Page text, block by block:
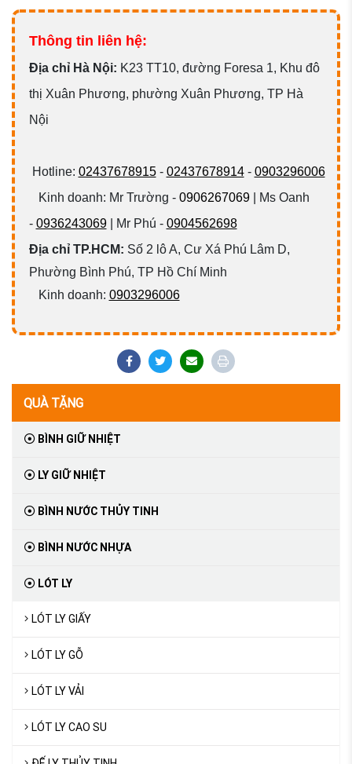
Thông tin liên hệ:
Địa chỉ Hà Nội: K23 TT10, đường Foresa 1, Khu đô
thị Xuân Phương, phường Xuân Phương, TP Hà
Nội
Hotline: 02437678915- 02437678914- 0903296006
Kinh doanh: Mr Trường - 0906267069| Ms Oanh
- 0936243069| Mr Phú - 0904562698
Địa chỉ TP.HCM: Số 2 lô A, Cư Xá Phú Lâm D,
Phường Bình Phú, TP Hồ Chí Minh
Kinh doanh: 0903296006
QUÀ TẶNG
BÌNH GIỮ NHIỆT
LY GIỮ NHIỆT
BÌNH NƯỚC THỦY TINH
BÌNH NƯỚC NHỰA
LÓT LY
LÓT LY GIẤY
LÓT LY GỖ
LÓT LY VẢI
LÓT LY CAO SU